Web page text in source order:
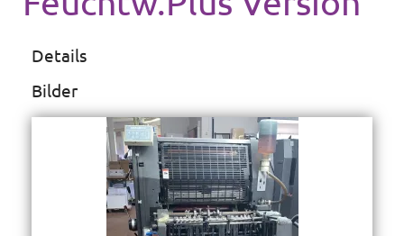
Details
Bilder